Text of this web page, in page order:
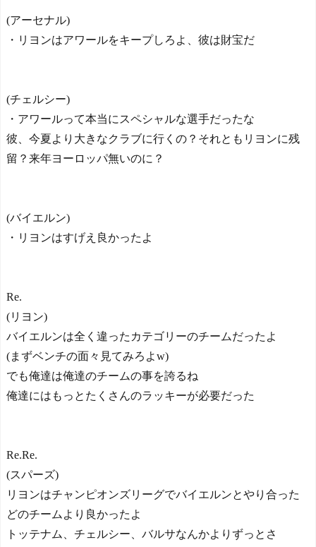
(アーセナル)
・リヨンはアワールをキープしろよ、彼は財宝だ
(チェルシー)
・アワールって本当にスペシャルな選手だったな
彼、今夏より大きなクラブに行くの？それともリヨンに残
留？来年ヨーロッパ無いのに？
(バイエルン)
・リヨンはすげえ良かったよ
Re.
(リヨン)
バイエルンは全く違ったカテゴリーのチームだったよ
(まずベンチの面々見てみろよw)
でも俺達は俺達のチームの事を誇るね
俺達にはもっとたくさんのラッキーが必要だった
Re.Re.
(スパーズ)
リヨンはチャンピオンズリーグでバイエルンとやり合った
どのチームより良かったよ
トッテナム、チェルシー、バルサなんかよりずっとさ